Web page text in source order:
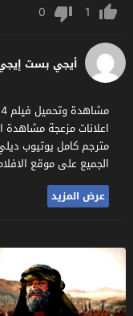
1
0
أيجي بست
مترجم كامل يوتيوب
الجميع على موقع
عرض المزيد